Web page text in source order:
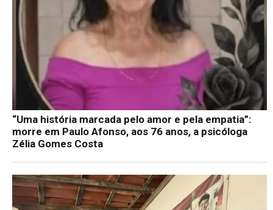
“Uma história marcada pelo amor e pela empatia”:
morre em Paulo Afonso, aos 76 anos, a psicóloga
Zélia Gomes Costa